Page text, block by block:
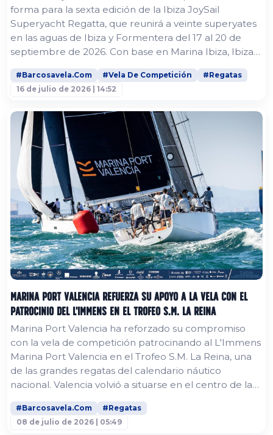
forma para la sexta edición de la Ibiza JoySail
Superyacht Regatta, que reunirá a veinte superyates
en las aguas de Ibiza y Formentera del 17 al 20 de
septiembre de 2026. Con base en Marina Ibiza, Ibiza
JoySail se ha consolidado como una de las regatas de
superyates de referencia en el Mediterráneo. La
edición de este año volverá a reunir una flota
de los astilleros...
#Barcosavela.Com #Vela De Competición
#Regatas
16 de julio de 2026 | 14:52
Marina Port Valencia refuerza su apoyo a la vela con el
patrocinio del L'Immens en el Trofeo S.M. La Reina
Marina Port Valencia ha reforzado su compromiso
con la vela de competición patrocinando al L'Immens
Marina Port Valencia en el Trofeo S.M. La Reina, una
de las grandes regatas del calendario náutico
nacional. Valencia volvió a situarse en el centro de la
vela mediterránea con la celebración del Trofeo S.M.
La Reina - Regata Homenaje a la Armada, una cita de
referencia para armadores, tripulaciones y clubes
#Barcosavela.Com
#Regatas
08 de julio de 2026 | 05:49